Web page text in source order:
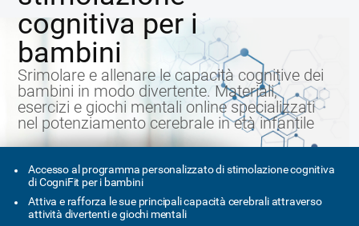
cognitiva per i
bambini
Srimolare e allenare le capacità cognitive dei
bambini in modo divertente. Materiali,
esercizi e giochi mentali online specializzati
nel potenziamento cerebrale in età infantile
Accesso al programma personalizzato di stimolazione cognitiva
di CogniFit per i bambini
Attiva e rafforza le sue principali capacità cerebrali attraverso
attività divertenti e giochi mentali